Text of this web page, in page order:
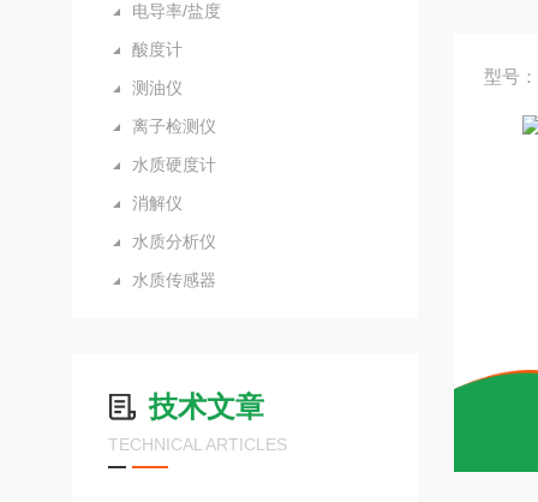
电导率/盐度
酸度计
测油仪
离子检测仪
水质硬度计
消解仪
水质分析仪
水质传感器
技术文章
TECHNICAL ARTICLES
型号